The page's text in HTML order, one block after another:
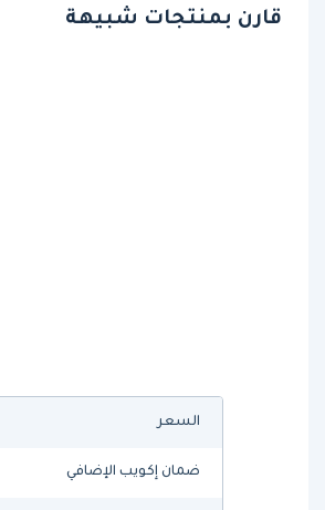
قارن بمنتجات شبيهة
السعر
ضمان إكويب الإضافي